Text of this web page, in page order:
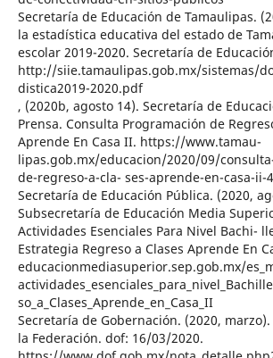
Secretaría de Educación de Tamaulipas.
la estadística educativa del estado de
escolar 2019-2020. Secretaría de
http://siie.tamaulipas.gob.mx/sistemas/
distica2019-2020.pdf
, (2020b, agosto 14). Secretaría de
Prensa. Consulta Programación de
Aprende En Casa II. https://www.tamau-
lipas.gob.mx/educacion/2020/09/
de-regreso-a-cla- ses-aprende-en-casa-ii-
Secretaría de Educación Pública. (2020,
Subsecretaría de Educación Media
Actividades Esenciales Para Nivel Bachi-
Estrategia Regreso a Clases Aprende En
educacionmediasuperior.sep.gob.mx/
so_a_Clases_Aprende_en_Casa_II
Secretaría de Gobernación. (2020,
la Federación. dof: 16/03/2020.